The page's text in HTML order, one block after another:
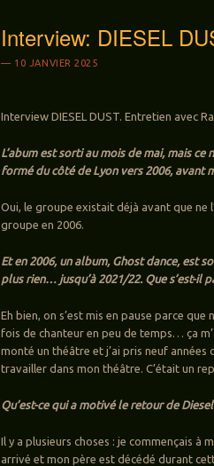
Interview: DIESEL
10 JANVIER 2025
Interview DIESEL DUST. Entretien avec
L’abum est sorti au mois de mai, mais
formé du côté de Lyon vers 2006, avant
Oui, le groupe existait déjà avant que ne
groupe en 2006.
Et en 2006, un album, Ghost dance, est
plus rien… jusqu’à 2021/22. Que s’est-il
Eh bien, on s’est mis en pause parce
fois de chanteur en peu de temps… ça
monté un théâtre et j’ai pris neuf
travailler dans mon théâtre. C’était un
Qu’est-ce qui a motivé le retour de Diesel
Il y a plusieurs choses : je commençais
arrivé et mon père est décédé durant